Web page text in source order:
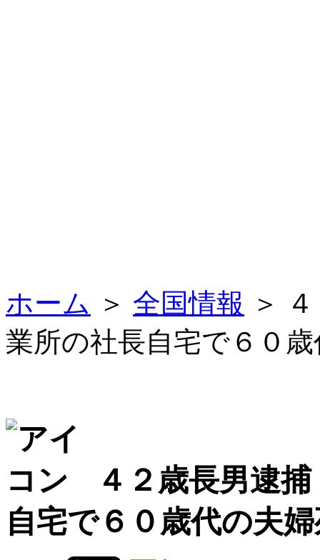
ホーム ＞ 全国情報 ＞
業所の社長自宅で６０
４２歳長男逮
自宅で６０歳代の夫